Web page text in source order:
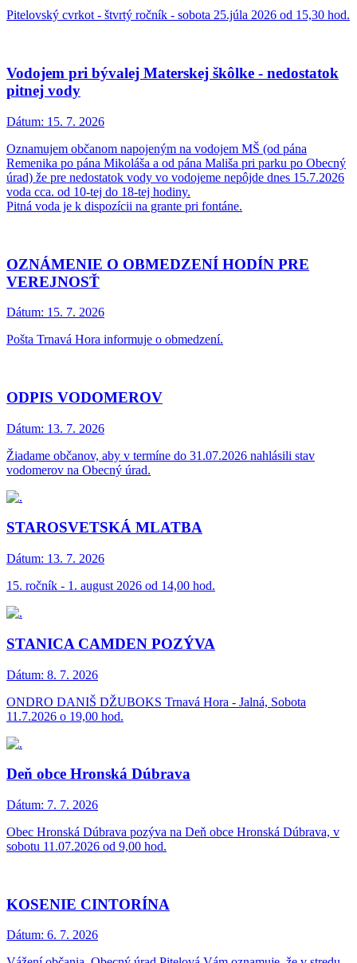
Pitelovský cvrkot - štvrtý ročník - sobota 25.júla 2026 od 15,30 hod.
Vodojem pri bývalej Materskej škôlke - nedostatok
pitnej vody
Dátum: 15. 7. 2026
Oznamujem občanom napojeným na vodojem MŠ (od pána
Remenika po pána Mikoláša a od pána Mališa pri parku po Obecný
úrad) že pre nedostatok vody vo vodojeme nepôjde dnes 15.7.2026
voda cca. od 10-tej do 18-tej hodiny.
Pitná voda je k dispozícii na grante pri fontáne.
OZNÁMENIE O OBMEDZENÍ HODÍN PRE
VEREJNOSŤ
Dátum: 15. 7. 2026
Pošta Trnavá Hora informuje o obmedzení.
ODPIS VODOMEROV
Dátum: 13. 7. 2026
Žiadame občanov, aby v termíne do 31.07.2026 nahlásili stav
vodomerov na Obecný úrad.
STAROSVETSKÁ MLATBA
Dátum: 13. 7. 2026
15. ročník - 1. august 2026 od 14,00 hod.
STANICA CAMDEN POZÝVA
Dátum: 8. 7. 2026
ONDRO DANIŠ DŽUBOKS Trnavá Hora - Jalná, Sobota
11.7.2026 o 19,00 hod.
Deň obce Hronská Dúbrava
Dátum: 7. 7. 2026
Obec Hronská Dúbrava pozýva na Deň obce Hronská Dúbrava, v
sobotu 11.07.2026 od 9,00 hod.
KOSENIE CINTORÍNA
Dátum: 6. 7. 2026